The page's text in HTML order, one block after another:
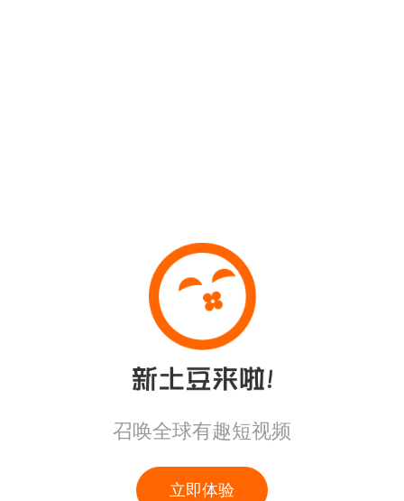
召唤全球有趣短视频
立即体验